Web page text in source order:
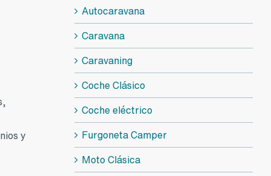
y
Autocaravana
Caravana
Caravaning
Coche Clásico
Coche eléctrico
Furgoneta Camper
Moto Clásica